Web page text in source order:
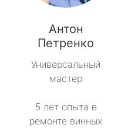
Антон
Петренко
Универсальный
мастер
5 лет опыта в
ремонте винных